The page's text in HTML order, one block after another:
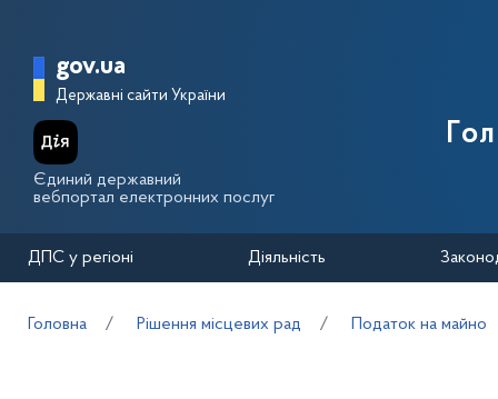
Головна сторінка Державної
gov.ua
Державні сайти України
Єдиний державний
вебпортал електронних послуг
ДПС у регіоні Діяльність
Головна Рішення місцевих рад Податок на майно